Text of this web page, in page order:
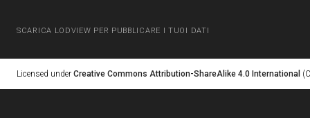
SCARICA LODVIEW PER PUBBLICARE I TUOI DATI
Licensed under Creative Commons Attribution-ShareAlike 4.0 International